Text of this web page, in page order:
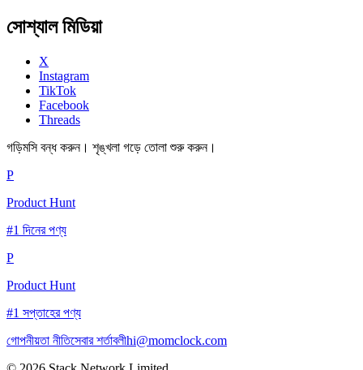
সোশ্যাল মিডিয়া
X
Instagram
TikTok
Facebook
Threads
গড়িমসি বন্ধ করুন। শৃঙ্খলা গড়ে তোলা শুরু করুন।
P
Product Hunt
#1 দিনের পণ্য
P
Product Hunt
#1 সপ্তাহের পণ্য
গোপনীয়তা নীতিসেবার শর্তাবলীhi@momclock.com